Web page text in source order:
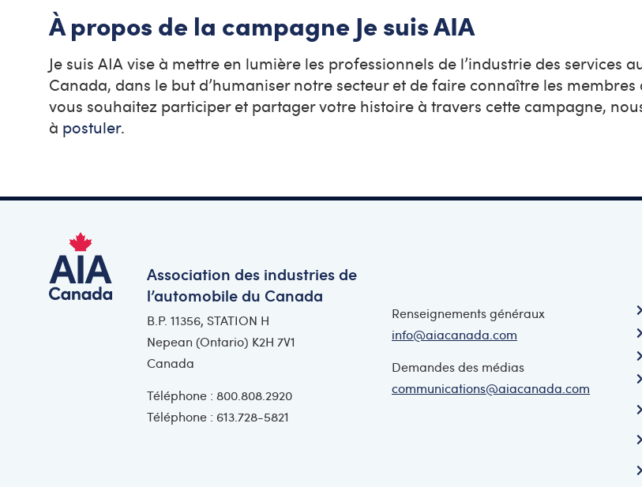
À propos de la campagne Je suis AIA
Je suis AIA vise à mettre en lumière les professionnels de l’industrie des services
Canada, dans le but d’humaniser notre secteur et de faire connaître les membres
vous souhaitez participer et partager votre histoire à travers cette campagne,
à postuler.
Association des industries de
l’automobile du Canada
B.P. 11356, STATION H
Nepean (Ontario) K2H 7V1
Canada
Téléphone : 800.808.2920
Téléphone : 613.728-5821
Renseignements généraux
info@aiacanada.com
Demandes des médias
communications@aiacanada.com